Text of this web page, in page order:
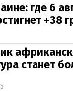
где 6
+38
станет